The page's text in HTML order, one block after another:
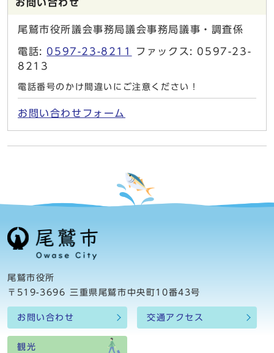
お問い合わせ
尾鷲市役所議会事務局議会事務局議事・調査係
電話: 0597-23-8211
ファックス: 0597-23-
8213
電話番号のかけ間違いにご注意ください！
お問い合わせフォーム
尾鷲市役所
〒519-3696 三重県尾鷲市中央町10番43号
お問い合わせ 交通アクセス
観光